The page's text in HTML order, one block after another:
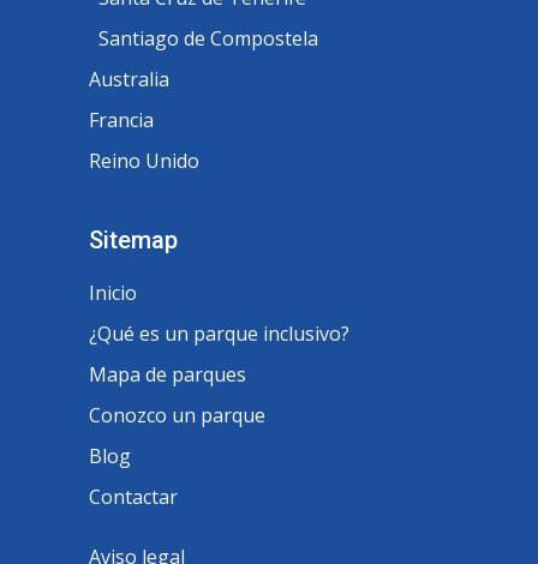
Santiago de Compostela
Australia
Francia
Reino Unido
Sitemap
Inicio
¿Qué es un parque inclusivo?
Mapa de parques
Conozco un parque
Blog
Contactar
Aviso legal